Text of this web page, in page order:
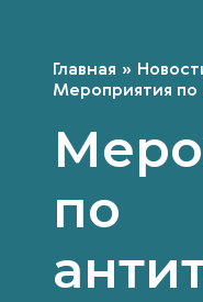
Главная
Мероприятия по
по